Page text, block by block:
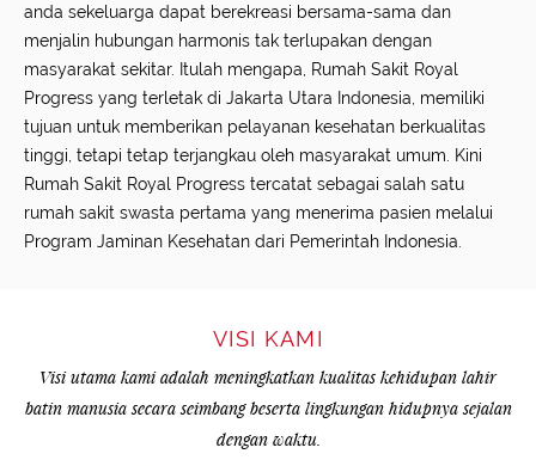
anda sekeluarga dapat berekreasi bersama-sama dan
menjalin hubungan harmonis tak terlupakan dengan
masyarakat sekitar. Itulah mengapa, Rumah Sakit Royal
Progress yang terletak di Jakarta Utara Indonesia, memiliki
tujuan untuk memberikan pelayanan kesehatan berkualitas
tinggi, tetapi tetap terjangkau oleh masyarakat umum. Kini
Rumah Sakit Royal Progress tercatat sebagai salah satu
rumah sakit swasta pertama yang menerima pasien melalui
Program Jaminan Kesehatan dari Pemerintah Indonesia.
VISI KAMI
Visi utama kami adalah meningkatkan kualitas kehidupan lahir
batin manusia secara seimbang beserta lingkungan hidupnya sejalan
dengan waktu.